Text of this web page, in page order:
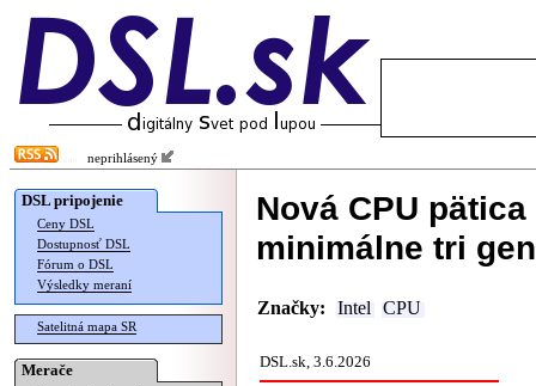
neprihlásený
DSL pripojenie
Ceny DSL
Dostupnosť DSL
Fórum o DSL
Výsledky meraní
Satelitná mapa SR
Merače
Nová CPU
minimálne tri
Značky: Intel CPU
DSL.sk, 3.6.2026